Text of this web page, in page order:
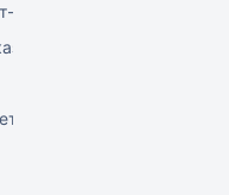
магазина
заказов